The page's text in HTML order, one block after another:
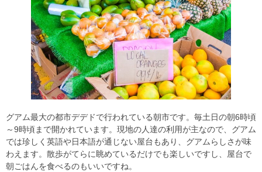
グアム最大の都市デデドで行われている朝市です。毎土日の朝6時頃
～9時頃まで開かれています。現地の人達の利用が主なので、グアム
では珍しく英語や日本語が通じない屋台もあり、グアムらしさが味
わえます。散歩がてらに眺めているだけでも楽しいですし、屋台で
朝ごはんを食べるのもいいですね。